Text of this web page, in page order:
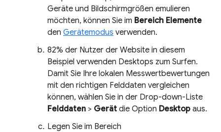
Geräte und Bildschirmgrößen emulieren
möchten, können Sie im Bereich Elemente
den Gerätemodus verwenden.
82% der Nutzer der Website in diesem
Beispiel verwenden Desktops zum Surfen.
Damit Sie Ihre lokalen Messwertbewertungen
mit den richtigen Felddaten vergleichen
können, wählen Sie in der Drop-down-Liste
Felddaten > Gerät die Option Desktop aus.
Legen Sie im Bereich